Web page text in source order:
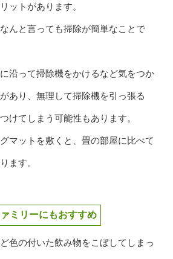
ットがあります。
んと言っても掃除が簡単なことで
沿って掃除機をかけるなど気をつか
あり、無理して掃除機を引っ張る
けてしまう可能性もあります。
マットを敷くと、畳の部屋に比べて
ます。
ミリーにもおすすめ
色の付いた飲み物をこぼしてしまっ